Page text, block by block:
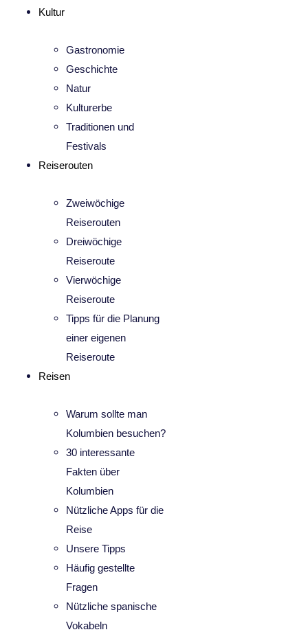
Kultur
Gastronomie
Geschichte
Natur
Kulturerbe
Traditionen und
Festivals
Reiserouten
Zweiwöchige
Reiserouten
Dreiwöchige
Reiseroute
Vierwöchige
Reiseroute
Tipps für die Planung
einer eigenen
Reiseroute
Reisen
Warum sollte man
Kolumbien besuchen?
30 interessante
Fakten über
Kolumbien
Nützliche Apps für die
Reise
Unsere Tipps
Häufig gestellte
Fragen
Nützliche spanische
Vokabeln